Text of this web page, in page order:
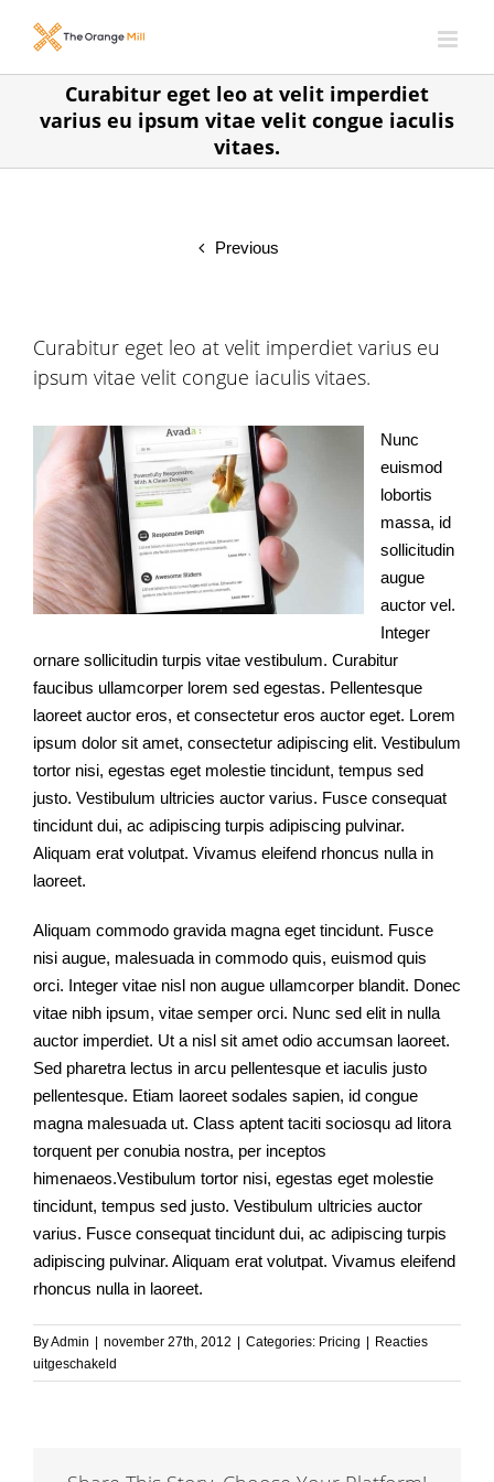
Curabitur eget leo at velit imperdiet
varius eu ipsum vitae velit congue iaculis
vitaes.
Previous
Curabitur eget leo at velit imperdiet varius eu
ipsum vitae velit congue iaculis vitaes.
Nunc
euismod
lobortis
massa, id
sollicitudin
augue
auctor vel.
Integer
ornare sollicitudin turpis vitae vestibulum. Curabitur
faucibus ullamcorper lorem sed egestas. Pellentesque
laoreet auctor eros, et consectetur eros auctor eget. Lorem
ipsum dolor sit amet, consectetur adipiscing elit. Vestibulum
tortor nisi, egestas eget molestie tincidunt, tempus sed
justo. Vestibulum ultricies auctor varius. Fusce consequat
tincidunt dui, ac adipiscing turpis adipiscing pulvinar.
Aliquam erat volutpat. Vivamus eleifend rhoncus nulla in
laoreet.
Aliquam commodo gravida magna eget tincidunt. Fusce
nisi augue, malesuada in commodo quis, euismod quis
orci. Integer vitae nisl non augue ullamcorper blandit. Donec
vitae nibh ipsum, vitae semper orci. Nunc sed elit in nulla
auctor imperdiet. Ut a nisl sit amet odio accumsan laoreet.
Sed pharetra lectus in arcu pellentesque et iaculis justo
pellentesque. Etiam laoreet sodales sapien, id congue
magna malesuada ut. Class aptent taciti sociosqu ad litora
torquent per conubia nostra, per inceptos
himenaeos.Vestibulum tortor nisi, egestas eget molestie
tincidunt, tempus sed justo. Vestibulum ultricies auctor
varius. Fusce consequat tincidunt dui, ac adipiscing turpis
adipiscing pulvinar. Aliquam erat volutpat. Vivamus eleifend
rhoncus nulla in laoreet.
ByAdmin november 27th, 2012 Categories: Pricing
Reacties
uitgeschakeld
Curabitur
velit